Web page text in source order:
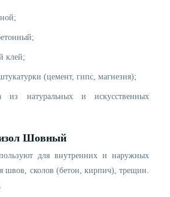
клей;
(цемент, гипс, магнезия);
из натуральных и искусственных
oл Шовный
для внутренних и наружных
швов, сколов (бетон, кирпич), трещин.